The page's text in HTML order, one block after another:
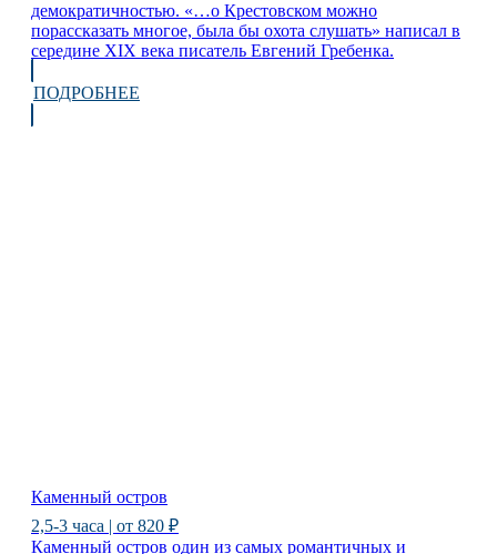
демократичностью. «…о Крестовском можно
порассказать многое, была бы охота слушать» написал в
середине XIX века писатель Евгений Гребенка.
ПОДРОБНЕЕ
Каменный остров
2,5-3 часа | от 820 ₽
Каменный остров один из самых романтичных и